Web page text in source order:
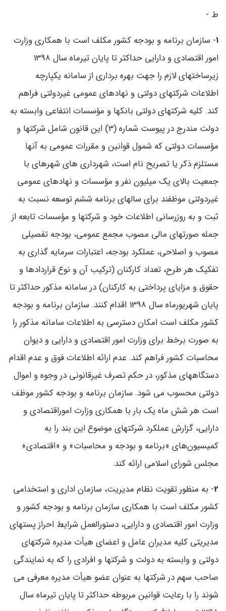
ط -
1- سازمان برنامه و بودجه کشور مکلف است با همکاری وزارت
امور اقتصادی و دارایی حداکثر تا پایان تیرماه سال 1398
زیرساختهای لازم را جهت بهره برداری از سامانه یکپارچه
اطلاعات شرکتهای دولتی و نهادهای عمومی غیردولتی فراهم
کند. کلیه شرکتهای دولتی بانکها و مؤسسات انتفاعی وابسته به
دولت مندرج در پیوست شماره (3) این قانون شامل شرکتها و
مؤسسات دولتی که شمول قوانین و مقررات عمومی به آنها
مستلزم ذکر یا تصریح نام است، شهرداری های شهرهای با
جمعیت بالای یک میلیون نفر و مؤسسات و نهادهای عمومی
غیردولتی موظفند برای سالهای برنامه ششم توسعه نسبت به
ثبت و به ‌روزرسانی اطلاعات خود و شرکتها و مؤسسات تابعه از
جمله صورتهای مالی مصوب مجمع عمومی، بودجه تفصیلی
مصوب و اصلاحی، عملکرد بودجه، اعتبارات سرمایه گذاری به
تفکیک هر طرح، تعداد کارکنان (ترکیب آن و نوع قراردادها و
حقوق و مزایای پرداختی به کارکنان) در سامانه مذکور حداکثر تا
پایان شهریورماه سال 1398 اقدام کنند. سازمان برنامه و بودجه
کشور مکلف است امکان دسترسی به اطلاعات سامانه مذکور را
به صورت برخط برای وزارت امور اقتصادی و دارایی و دیوان
محاسبات کشور فراهم کند. عدم ارائه اطلاعات فوق و عدم اقدام
دستگاههای مذکور، در حکم تصرف غیرقانونی در وجوه و اموال
دولتی محسوب می ‌شود. سازمان برنامه و بودجه کشور موظف
است هر شش ماه یک ‌بار با همکاری وزارت اموراقتصادی و
دارایی، گزارش عملکرد شرکتهای موضوع این بند را به
کمیسیون‌های «برنامه و بودجه و محاسبات» و «اقتصادی»
مجلس شورای اسلامی ارائه کند.
2- به منظور تقویت نظام مدیریت، سازمان اداری و استخدامی
کشور مکلف است با همکاری سازمان برنامه و بودجه کشور و
وزارت امور اقتصادی و دارایی، دستورالعمل شرایط احراز پستهای
مدیریتی کلیه مدیران عامل و اعضای هیأت مدیره شرکتهای
دولتی و وابسته به دولت و شرکتها و افرادی را که به نمایندگی
صاحب سهم در شرکتها به عنوان عضو هیأت مدیره معرفی می
‌شوند را با رعایت قوانین مربوطه حداکثر تا پایان تیرماه سال